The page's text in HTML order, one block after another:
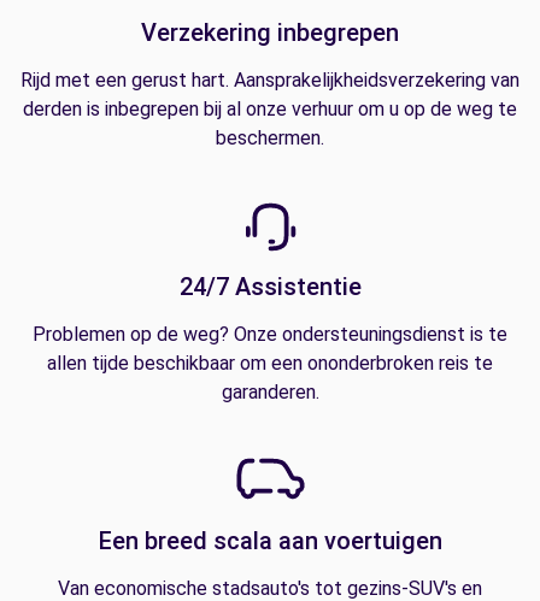
Verzekering inbegrepen
Rijd met een gerust hart. Aansprakelijkheidsverzekering van
derden is inbegrepen bij al onze verhuur om u op de weg te
beschermen.
24/7 Assistentie
Problemen op de weg? Onze ondersteuningsdienst is te
allen tijde beschikbaar om een ononderbroken reis te
garanderen.
Een breed scala aan voertuigen
Van economische stadsauto's tot gezins-SUV's en